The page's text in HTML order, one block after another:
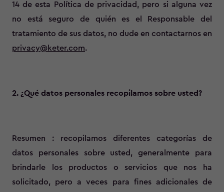
14 de esta Política de privacidad, pero si alguna vez
no está seguro de quién es el Responsable del
tratamiento de sus datos, no dude en contactarnos en
privacy@keter.com.
2. ¿Qué datos personales recopilamos sobre usted?
Resumen : recopilamos diferentes categorías de
datos personales sobre usted, generalmente para
brindarle los productos o servicios que nos ha
solicitado, pero a veces para fines adicionales de